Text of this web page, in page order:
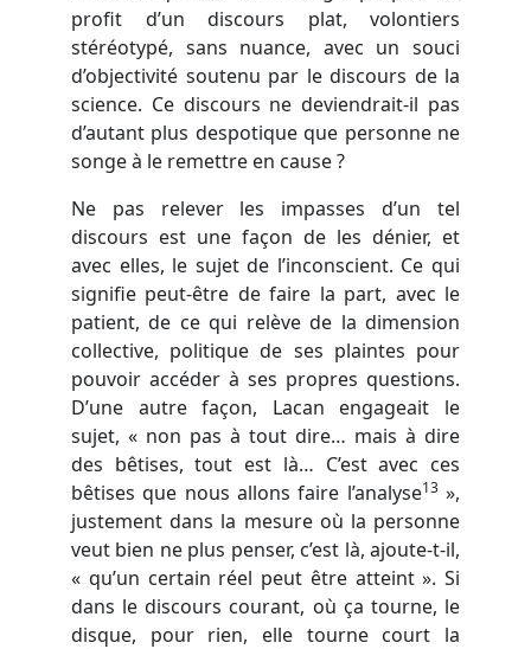
profit d’un discours plat, volontiers
stéréotypé, sans nuance, avec un souci
d’objectivité soutenu par le discours de la
science. Ce discours ne deviendrait-il pas
d’autant plus despotique que personne ne
songe à le remettre en cause ?
Ne pas relever les impasses d’un tel
discours est une façon de les dénier, et
avec elles, le sujet de l’inconscient. Ce qui
signifie peut-être de faire la part, avec le
patient, de ce qui relève de la dimension
collective, politique de ses plaintes pour
pouvoir accéder à ses propres questions.
D’une autre façon, Lacan engageait le
sujet, « non pas à tout dire… mais à dire
des bêtises, tout est là… C’est avec ces
bêtises que nous allons faire l’analyse13»,
justement dans la mesure où la personne
veut bien ne plus penser, c’est là, ajoute-t-il,
« qu’un certain réel peut être atteint ». Si
dans le discours courant, où ça tourne, le
disque, pour rien, elle tourne court la